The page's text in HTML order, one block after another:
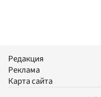
Редакция
Реклама
Карта сайта